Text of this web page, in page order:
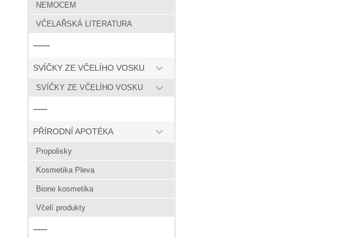
NEMOCEM
VČELAŘSKÁ LITERATURA
-------
SVÍČKY ZE VČELÍHO VOSKU
SVÍČKY ZE VČELÍHO VOSKU
------
PŘÍRODNÍ APOTÉKA
Propolisky
Kosmetika Pleva
Bione kosmetika
Včelí produkty
------